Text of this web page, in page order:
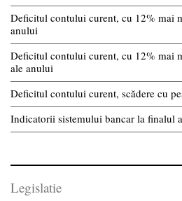
Deficitul contului curent, cu 12% mai
anului
Deficitul contului curent, cu 12% mai
ale anului
Deficitul contului curent, scădere cu
Indicatorii sistemului bancar la finalul
Legislatie